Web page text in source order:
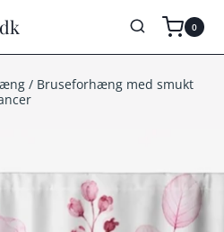
0
/ Bruseforhæng med smukt